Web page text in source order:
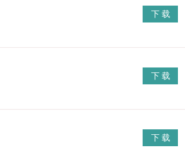
下 载
下 载
下 载